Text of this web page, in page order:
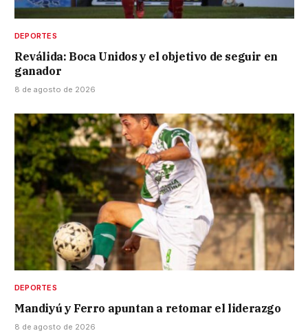
DEPORTES
Reválida: Boca Unidos y el objetivo de seguir en
ganador
8 de agosto de 2026
DEPORTES
Mandiyú y Ferro apuntan a retomar el liderazgo
8 de agosto de 2026